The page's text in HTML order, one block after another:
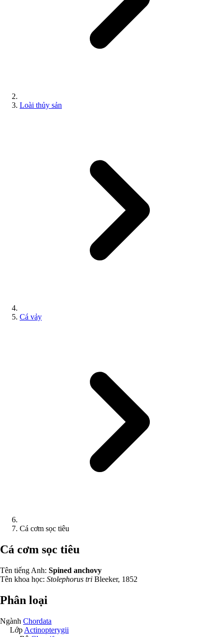
Loài thủy sản
Cá vảy
Cá cơm sọc tiêu
Cá cơm sọc tiêu
Tên tiếng Anh: Spined anchovy
Tên khoa học: Stolephorus tri Bleeker, 1852
Phân loại
Ngành Chordata
Lớp Actinopterygii